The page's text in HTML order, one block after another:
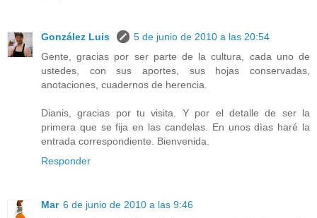
González Luis
5 de junio de 2010 a las 20:54
Gente, gracias por ser parte de la cultura, cada uno de
ustedes, con sus aportes, sus hojas conservadas,
anotaciones, cuadernos de herencia.
Dianis, gracias por tu visita. Y por el detalle de ser la
primera que se fija en las candelas. En unos dìas haré la
entrada correspondiente. Bienvenida.
Responder
Mar 6 de junio de 2010 a las 9:46